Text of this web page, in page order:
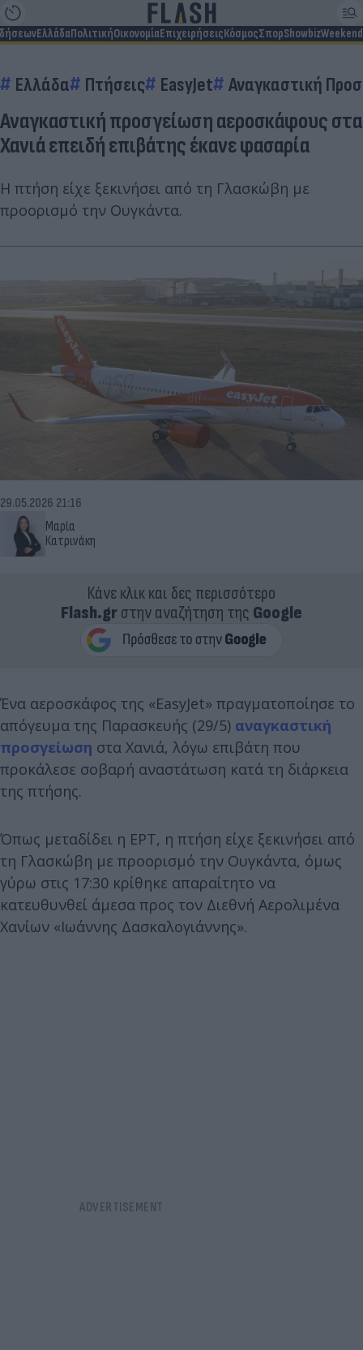
ΕλλάδαΠολιτικήΟικονομίαΕπιχειρήσειςΚόσμοςΣπορShowbizWeekend
Ελλάδα Πτήσεις EasyJet Αναγκαστική
Αναγκαστική προσγείωση αεροσκάφους στα
Χανιά επειδή επιβάτης έκανε φασαρία
Η πτήση είχε ξεκινήσει από τη Γλασκώβη με
προορισμό την Ουγκάντα.
Μαρία
Κατρινάκη
29.05.2026 21:16
Κάνε κλικ και δες περισσότερο
Flash.grστην αναζήτηση της Google
Ένα αεροσκάφος της «EasyJet» πραγματοποίησε το
απόγευμα της Παρασκευής (29/5) αναγκαστική
προσγείωση στα Χανιά, λόγω επιβάτη που
προκάλεσε σοβαρή αναστάτωση κατά τη διάρκεια
της πτήσης.
Όπως μεταδίδει η ΕΡΤ, η πτήση είχε ξεκινήσει από
τη Γλασκώβη με προορισμό την Ουγκάντα, όμως
γύρω στις 17:30 κρίθηκε απαραίτητο να
κατευθυνθεί άμεσα προς τον Διεθνή Αερολιμένα
Χανίων «Ιωάννης Δασκαλογιάννης».